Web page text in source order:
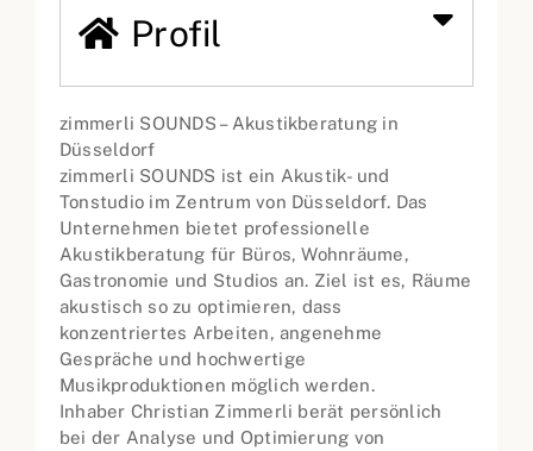
Profil
zimmerli SOUNDS – Akustikberatung in
Düsseldorf
zimmerli SOUNDS ist ein Akustik- und
Tonstudio im Zentrum von Düsseldorf. Das
Unternehmen bietet professionelle
Akustikberatung für Büros, Wohnräume,
Gastronomie und Studios an. Ziel ist es, Räume
akustisch so zu optimieren, dass
konzentriertes Arbeiten, angenehme
Gespräche und hochwertige
Musikproduktionen möglich werden.
Inhaber Christian Zimmerli berät persönlich
bei der Analyse und Optimierung von